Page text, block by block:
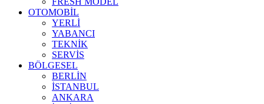
OTOMOBİL
YERLİ
YABANCI
TEKNİK
SERVİS
BÖLGESEL
BERLİN
İSTANBUL
ANKARA